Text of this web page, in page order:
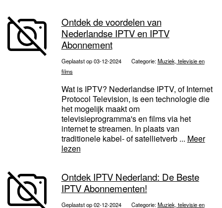
Ontdek de voordelen van
Nederlandse IPTV en IPTV
Abonnement
Geplaatst op 03-12-2024 Categorie:Muziek, televisie en
films
Wat is IPTV? Nederlandse IPTV, of Internet
Protocol Television, is een technologie die
het mogelijk maakt om
televisieprogramma's en films via het
internet te streamen. In plaats van
traditionele kabel- of satellietverb ... Meer
lezen
Ontdek IPTV Nederland: De Beste
IPTV Abonnementen!
Geplaatst op 02-12-2024 Categorie:Muziek, televisie en